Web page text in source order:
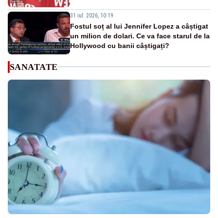
31 iul. 2026, 10:19
Fostul soț al lui Jennifer Lopez a câștigat
un milion de dolari. Ce va face starul de la
Hollywood cu banii câștigați?
SANATATE